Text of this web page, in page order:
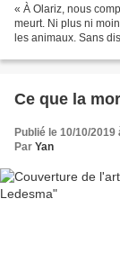
« À Olariz, nous
meurt. Ni plus ni
les animaux. Sans
Ce que la
Publié le 10/10/2019
Par Yan